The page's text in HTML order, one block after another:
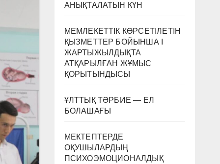
АНЫҚТАЛАТЫН КҮН
МЕМЛЕКЕТТІК КӨРСЕТІЛЕТІН
ҚЫЗМЕТТЕР БОЙЫНША I
ЖАРТЫЖЫЛДЫҚТА
АТҚАРЫЛҒАН ЖҰМЫС
ҚОРЫТЫНДЫСЫ
ҰЛТТЫҚ ТӘРБИЕ — ЕЛ
БОЛАШАҒЫ
МЕКТЕПТЕРДЕ
ОҚУШЫЛАРДЫҢ
ПСИХОЭМОЦИОНАЛДЫҚ